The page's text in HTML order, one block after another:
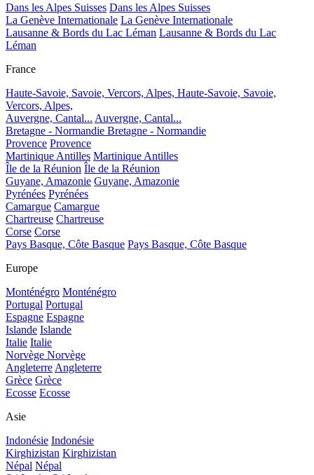
Dans les Alpes Suisses Dans les Alpes Suisses
La Genève Internationale La Genève Internationale
Lausanne & Bords du Lac Léman Lausanne & Bords du Lac
Léman
France
Haute-Savoie, Savoie, Vercors, Alpes, Haute-Savoie, Savoie,
Vercors, Alpes,
Auvergne, Cantal... Auvergne, Cantal...
Bretagne - Normandie Bretagne - Normandie
Provence Provence
Martinique Antilles Martinique Antilles
Île de la Réunion Île de la Réunion
Guyane, Amazonie Guyane, Amazonie
Pyrénées Pyrénées
Camargue Camargue
Chartreuse Chartreuse
Corse Corse
Pays Basque, Côte Basque Pays Basque, Côte Basque
Europe
Monténégro Monténégro
Portugal Portugal
Espagne Espagne
Islande Islande
Italie Italie
Norvège Norvège
Angleterre Angleterre
Grèce Grèce
Ecosse Ecosse
Asie
Indonésie Indonésie
Kirghizistan Kirghizistan
Népal Népal